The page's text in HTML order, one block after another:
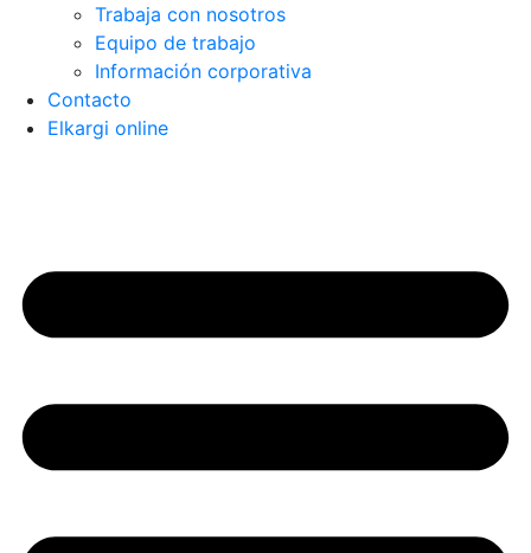
Trabaja con nosotros
Equipo de trabajo
Información corporativa
Contacto
Elkargi online